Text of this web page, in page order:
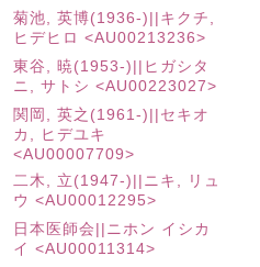
菊池, 英博(1936-)||キクチ,
ヒデヒロ <AU00213236>
東谷, 暁(1953-)||ヒガシタ
ニ, サトシ <AU00223027>
関岡, 英之(1961-)||セキオ
カ, ヒデユキ
<AU00007709>
二木, 立(1947-)||ニキ, リュ
ウ <AU00012295>
日本医師会||ニホン イシカ
イ <AU00011314>